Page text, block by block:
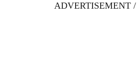
ADVERTISEMENT